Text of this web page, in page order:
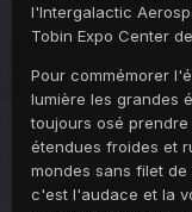
l'Intergalactic
Tobin Expo Center
Pour commémorer
lumière les grandes
toujours osé
étendues froides et
mondes sans filet
c'est l'audace et la